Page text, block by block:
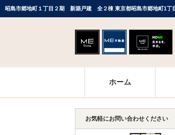
ホーム
お気軽にお問い合わせください